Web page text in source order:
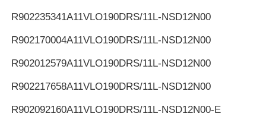
R902235341A11VLO190DRS/11L-NSD12N00
R902170004A11VLO190DRS/11L-NSD12N00
R902012579A11VLO190DRS/11L-NSD12N00
R902217658A11VLO190DRS/11L-NSD12N00
R902092160A11VLO190DRS/11L-NSD12N00-E